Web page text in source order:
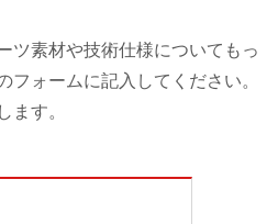
ツ素材や技術仕様についてもっ
フォームに記入してください。
ます。